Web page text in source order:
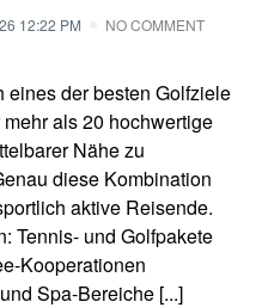
12:22 PM NO COMMENT
eines der besten Golfziele
als 20 hochwertige
Nähe zu
diese Kombination
aktive Reisende.
Tennis- und Golfpakete
Kooperationen
Spa-Bereiche [...]